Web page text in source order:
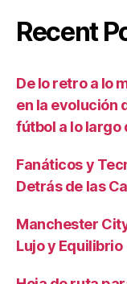
Recent
De lo retro a lo
en la evolución
fútbol a lo largo
Fanáticos y
Detrás de las
Manchester
Lujo y Equilibrio